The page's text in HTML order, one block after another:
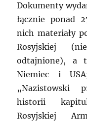
Dokumenty
łącznie ponad
nich materiały
Rosyjskiej
odtajnione), a
Niemiec i
„Nazistowski
historii
Rosyjskiej